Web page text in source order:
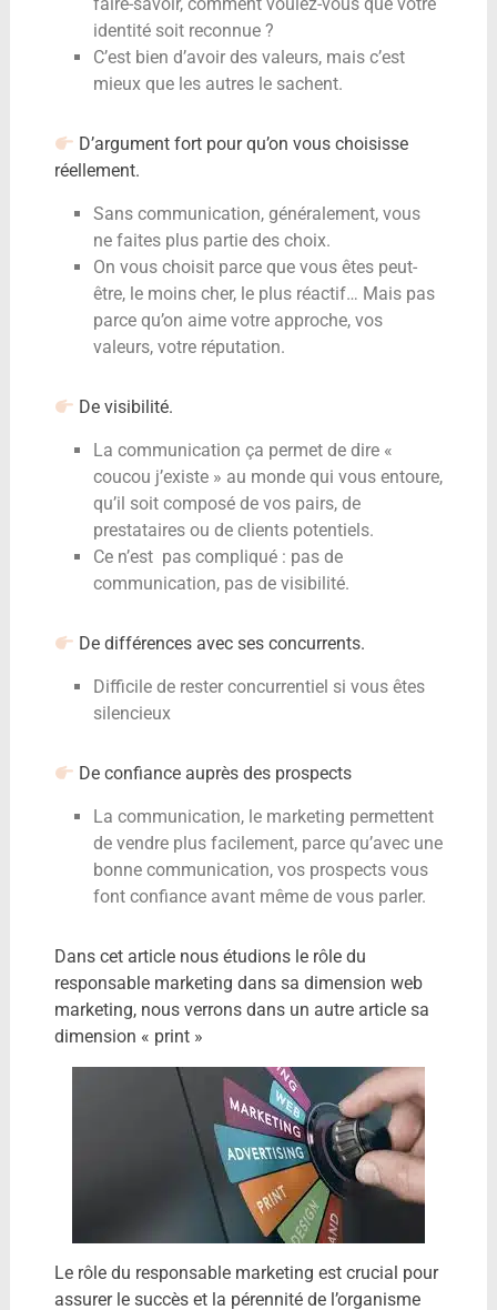
identité soit reconnue ?
C’est bien d’avoir des valeurs, mais c’est
mieux que les autres le sachent.
D’argument fort pour qu’on vous choisisse
réellement.
Sans communication, généralement, vous
ne faites plus partie des choix.
On vous choisit parce que vous êtes peut-
être, le moins cher, le plus réactif… Mais pas
parce qu’on aime votre approche, vos
valeurs, votre réputation.
De visibilité.
La communication ça permet de dire «
coucou j’existe » au monde qui vous entoure,
qu’il soit composé de vos pairs, de
prestataires ou de clients potentiels.
Ce n’est pas compliqué : pas de
communication, pas de visibilité.
De différences avec ses concurrents.
Difficile de rester concurrentiel si vous êtes
silencieux
De confiance auprès des prospects
La communication, le marketing permettent
de vendre plus facilement, parce qu’avec une
bonne communication, vos prospects vous
font confiance avant même de vous parler.
Dans cet article nous étudions le rôle du
responsable marketing dans sa dimension web
marketing, nous verrons dans un autre article sa
dimension « print »
Le rôle du responsable marketing est crucial pour
assurer le succès et la pérennité de l’organisme